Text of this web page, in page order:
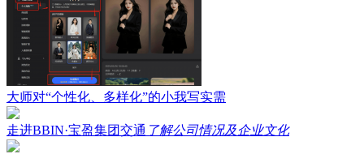
大师对“个性化、多样化”的小我写实需
走进BBIN·宝盈集团交通 了解公司情况及企业文化